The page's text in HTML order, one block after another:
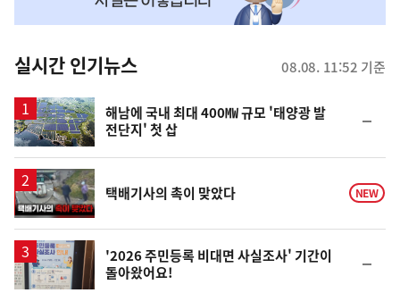
뉴
스
실시간 인기뉴스 08.08. 11:52 기준
해남에 국내 최대 400㎿ 규모 '태양광 발
전단지' 첫 삽
일
영
상
택배기사의 촉이 맞았다 NEW
'2026 주민등록 비대면 사실조사' 기간이
돌아왔어요!